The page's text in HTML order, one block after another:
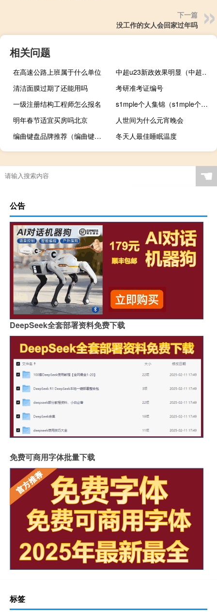
下一篇
没工作的女人会回家过年吗
相关问题
在高速公路上班属于什么单位
中超u23新政效果明显（中超u23新政是什么）
清洁面膜过期了还能用吗
考研准考证编号
一级注册结构工程师怎么报名
s1mple个人集锦（s1mple个人资料）
明年春节适宜买房吗北京
人世间为什么元宵晚会
编曲键盘品牌推荐（编曲键盘简介）
冬天人最佳睡眠温度
☚
公告
DeepSeek全套部署资料免费下载
免费可商用字体批量下载
标签